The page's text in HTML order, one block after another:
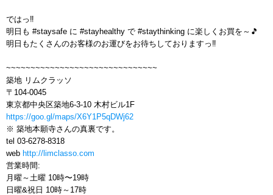
ではっ‼️
明日も #staysafe に #stayhealthy で #staythinking に楽しくお買を～🎵
明日もたくさんのお客様のお運びをお待ちしておりますっ‼️
~~~~~~~~~~~~~~~~~~~~~~~~~~~~~~~
築地 リムクラッソ
〒104-0045
東京都中央区築地6-3-10 木村ビル1F
https://goo.gl/maps/X6Y1P5qDWj62
※ 築地本願寺さんの真裏です。
tel 03-6278-8318
web http://limclasso.com
営業時間:
月曜～土曜 10時〜19時
日曜&祝日 10時～17時